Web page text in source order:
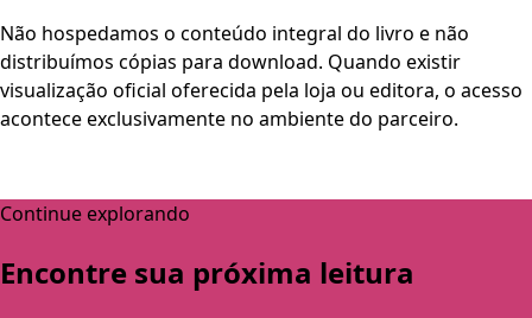
Não hospedamos o conteúdo integral do livro e não
distribuímos cópias para download. Quando existir
visualização oficial oferecida pela loja ou editora, o acesso
acontece exclusivamente no ambiente do parceiro.
Continue explorando
Encontre sua próxima leitura